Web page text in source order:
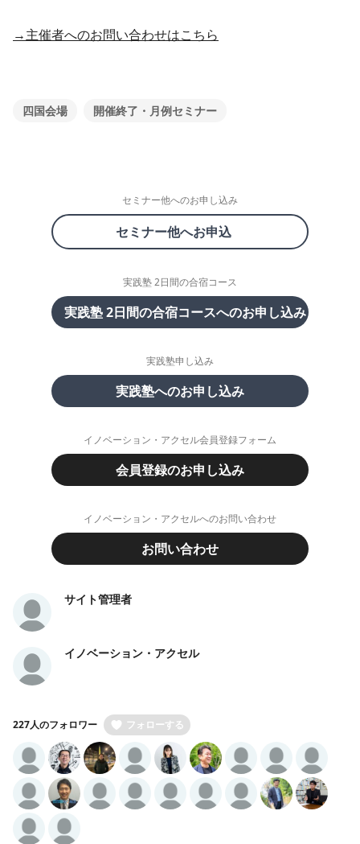
→主催者へのお問い合わせはこちら
四国会場 開催終了・月例セミナー
セミナー他へのお申し込み
セミナー他へお申込
実践塾 2日間の合宿コース
実践塾 2日間の合宿コースへのお申し込み
実践塾申し込み
実践塾へのお申し込み
イノベーション・アクセル会員登録フォーム
会員登録のお申し込み
イノベーション・アクセルへのお問い合わせ
お問い合わせ
サイト管理者
イノベーション・アクセル
227人のフォロワー フォローする